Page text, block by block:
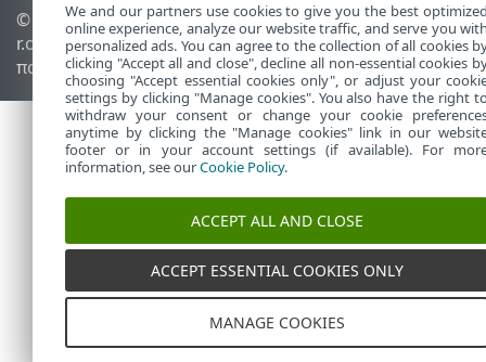
© 1992 - 2026 ESET, spol. s
r.o. - Με την επιφύλαξη
παντός δικαιώματος.
Διαχείριση cookies
Πολιτική cookie
We and our partners use cookies to give you the best
online experience, analyze our website traffic, and serve you
personalized ads. You can agree to the collection of all cookies
clicking "Accept all and close", decline all non-essential cookies
choosing "Accept essential cookies only", or adjust your
settings by clicking "Manage cookies". You also have the right
withdraw your consent or change your cookie
anytime by clicking the "Manage cookies" link in our
footer or in your account settings (if available). For
information, see ourCookie Policy.
ACCEPT ALL AND CLOSE
ACCEPT ESSENTIAL COOKIES ONLY
MANAGE COOKIES